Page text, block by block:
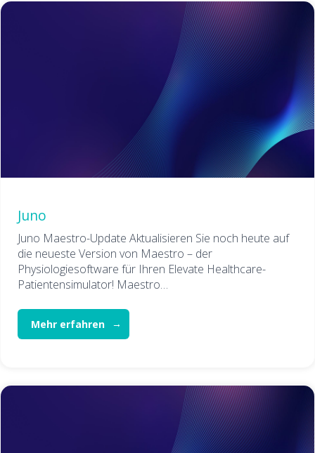
Juno
Juno Maestro-Update Aktualisieren Sie noch heute auf
die neueste Version von Maestro – der
Physiologiesoftware für Ihren Elevate Healthcare-
Patientensimulator! Maestro…
Mehr erfahren